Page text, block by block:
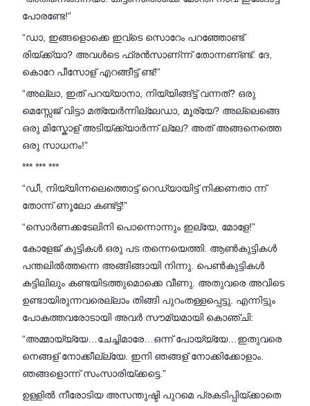
പോരണ്ടേ!”
“ഡാ, ഇങ്ങളൊക്കെ ഇവ്ടെ സൊറേം പറഞ്ഞോണ്ട്
രിയ്ക്ക്യാ? അവൾടെ ഫ്രൻസാണ്ന്ന് തോന്നണ്‌ണ്ട്. ദേ,
കൊറേ പീസോള് എറങ്ങീട്ട് ണ്ട്!”
“അല്ലാ, ഇത് പറയ്യാനാ, നിയ്യിങ്ങ്ട്ട് വന്നത്? ഒരു
മെസ്സേജ് വിട്ടാ മത്യേർന്നില്ലേഡാ, മൂര്യേ? അല്ലെങ്ങെ
ഒരു മിസ്കോള് അടിയ്ക്ക്യാർന്ന് ല്ലേ? അത് അങ്ങനെത്തെ
ഒരു സാധനം!”
*** *** ***
“ഡീ, നിയ്യിന്നലെത്തൊട്ട് റെഡ്യായിട്ട് നിക്കണതാ ന്ന്
തോന്ന് ണൂലോ കണ്ട്ട്ട്!”
“സൊർണക്കടേലിനി പൊന്നൊന്നും ഇല്യേ, മോളേ!”
കോളേജ് കുട്ടികൾ ഒരു പട തന്നെയെത്തി. ആൺകുട്ടികൾ
പന്തലിൽത്തന്നെ അങ്ങിങ്ങായി നിന്നു. പെൺകുട്ടികൾ
കട്ടിലിലും കണ്ടയിടത്തുമൊക്കെ വീണു. അതുവരെ അവിടെ
ഉണ്ടായിരുന്നവരെല്ലാം തിങ്ങി പുറംതള്ളപ്പെട്ടു. എന്നിട്ടും
പോകത്തവരോടായി അവർ സൗമ്യമായി കൊഞ്ചി:
“അമ്മായ്യ്യേ…ചേച്ചിമാരേ…ഒന്ന് പോയ്യ്യേ…ഇതുവരെ
നെങ്ങള് നോക്കീല്ല്യേ. ഇനി ഞങ്ങള് നോക്കിക്കോളാം.
ഞങ്ങളൊന്ന് സംസാരിയ്ക്കട്ടെ.”
ഉള്ളിൽ നീരോടിയ അസന്തുഷ്ടി പുറമെ പ്രകടിപ്പിയ്ക്കാതെ